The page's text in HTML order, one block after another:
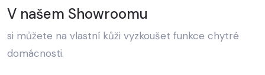
V našem Showroomu
si můžete na vlastní kůži vyzkoušet funkce chytré
domácnosti.